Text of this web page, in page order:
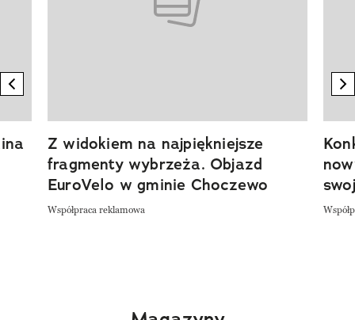
previous element
Z widokiem na najpiękniejsze
fragmenty wybrzeża. Objazd
EuroVelo w gminie Choczewo
Współpraca reklamowa